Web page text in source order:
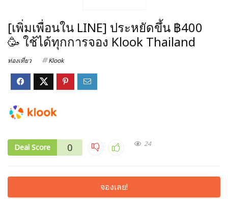
[เพิ่มเพื่อนใน LINE] ประหยัดขึ้น ฿400
🥳 ใช้ได้ทุกการจอง Klook Thailand
ท่องเที่ยว Klook
Deal Score 0 24
จองเลย!